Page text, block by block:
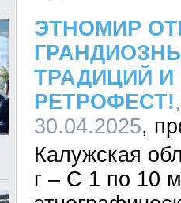
ЭТНОМИР
ТРАДИЦИЙ
РЕТРОФЕСТ!
30.04.2025
Калужская
г – С 1 по 10